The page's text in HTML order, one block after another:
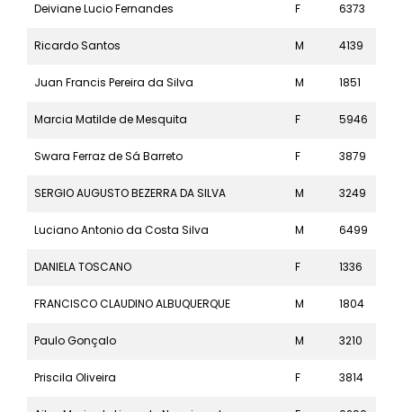
Deiviane Lucio Fernandes F 6373
Ricardo Santos M 4139
Juan Francis Pereira da Silva M 1851
Marcia Matilde de Mesquita F 5946
Swara Ferraz de Sá Barreto F 3879
SERGIO AUGUSTO BEZERRA DA SILVA M 3249
Luciano Antonio da Costa Silva M 6499
DANIELA TOSCANO F 1336
FRANCISCO CLAUDINO ALBUQUERQUE M 1804
Paulo Gonçalo M 3210
Priscila Oliveira F 3814